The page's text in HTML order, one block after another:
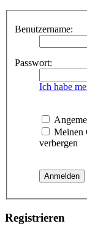
Benutzername:
Passwort:
Ich habe
Meinen
verbergen
Registrieren